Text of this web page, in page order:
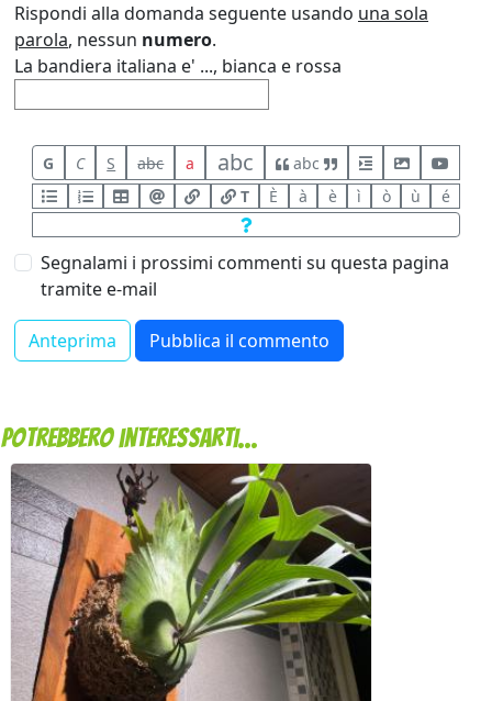
Rispondi alla domanda seguente usando una sola
parola, nessun numero.
La bandiera italiana e' ..., bianca e rossa
G C S abc a abc
abc
T
È à è ì ò ù é
Segnalami i prossimi commenti su questa pagina
tramite e-mail
Potrebbero interessarti...